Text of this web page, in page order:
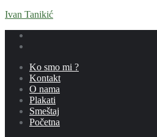
Ivan Tanikić
Ko smo mi ?
Kontakt
O nama
Plakati
Smeštaj
Početna